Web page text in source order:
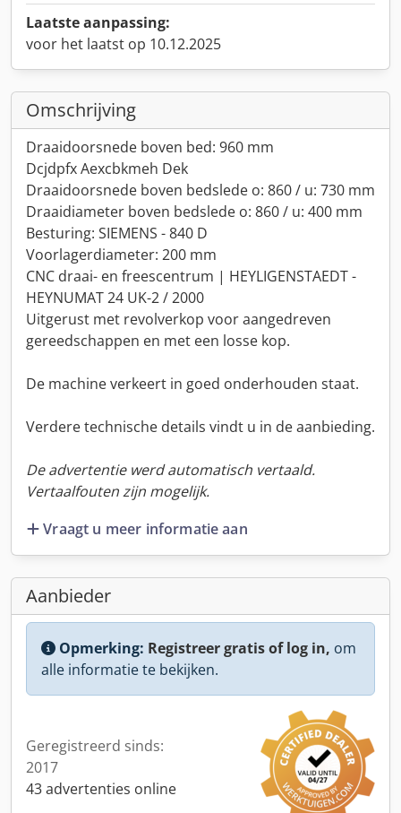
Laatste aanpassing:
voor het laatst op 10.12.2025
Omschrijving
Draaidoorsnede boven bed: 960 mm
Dcjdpfx Aexcbkmeh Dek
Draaidoorsnede boven bedslede o: 860 / u: 730 mm
Draaidiameter boven bedslede o: 860 / u: 400 mm
Besturing: SIEMENS - 840 D
Voorlagerdiameter: 200 mm
CNC draai- en freescentrum | HEYLIGENSTAEDT -
HEYNUMAT 24 UK-2 / 2000
Uitgerust met revolverkop voor aangedreven
gereedschappen en met een losse kop.
De machine verkeert in goed onderhouden staat.
Verdere technische details vindt u in de aanbieding.
De advertentie werd automatisch vertaald.
Vertaalfouten zijn mogelijk.
Vraagt u meer informatie aan
Aanbieder
Opmerking: Registreer gratis of log in, om
alle informatie te bekijken.
Geregistreerd sinds:
2017
43 advertenties online